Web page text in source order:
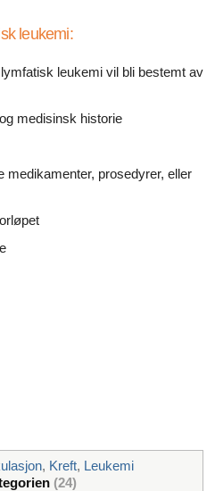
leukemi:
leukemi vil bli bestemt av
medisinsk historie
medikamenter, prosedyrer, eller
, Kreft, Leukemi
(24)